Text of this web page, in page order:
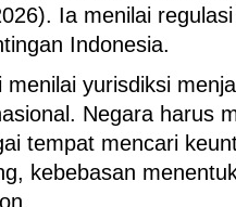
Ia menilai
Indonesia.
menilai yurisdiksi
Negara harus
tempat mencari
kebebasan